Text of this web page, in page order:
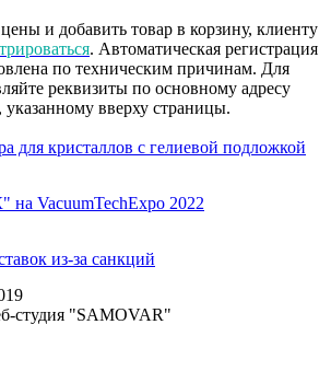
и добавить товар в корзину, клиенту
. Автоматическая регистрация
по техническим причинам. Для
реквизиты по основному адресу
вверху страницы.
для кристаллов с гелиевой подложкой
VacuumTechExpo 2022
из-за санкций
студия "SAMOVAR"